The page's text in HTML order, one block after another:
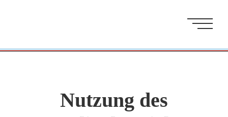
Nutzung des